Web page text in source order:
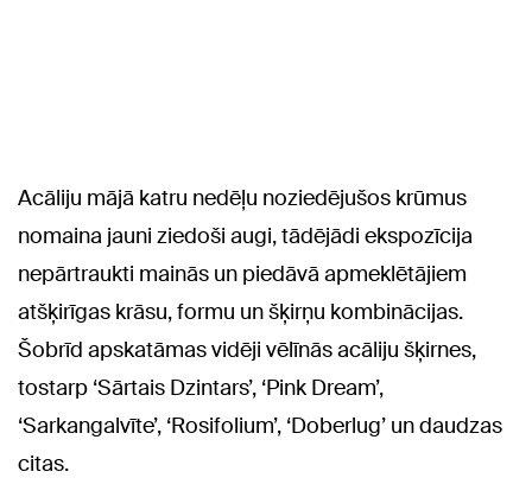
Acāliju mājā katru nedēļu noziedējušos krūmus
nomaina jauni ziedoši augi, tādējādi ekspozīcija
nepārtraukti mainās un piedāvā apmeklētājiem
atšķirīgas krāsu, formu un šķirņu kombinācijas.
Šobrīd apskatāmas vidēji vēlīnās acāliju šķirnes,
tostarp ‘Sārtais Dzintars’, ‘Pink Dream’,
‘Sarkangalvīte’, ‘Rosifolium’, ‘Doberlug’ un daudzas
citas.